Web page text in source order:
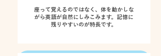
座って覚えるのではなく、体を動かしな
がら英語が自然にしみこみます。記憶に
残りやすいのが特長です。